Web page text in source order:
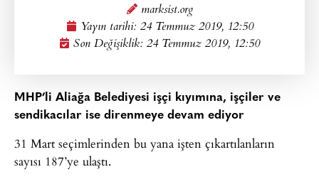
marksist.org
Yayın tarihi: 24 Temmuz 2019, 12:50
Son Değişiklik: 24 Temmuz 2019, 12:50
MHP’li Aliağa Belediyesi işçi kıyımına, işçiler ve
sendikacılar ise direnmeye devam ediyor
31 Mart seçimlerinden bu yana işten çıkartılanların
sayısı 187’ye ulaştı.